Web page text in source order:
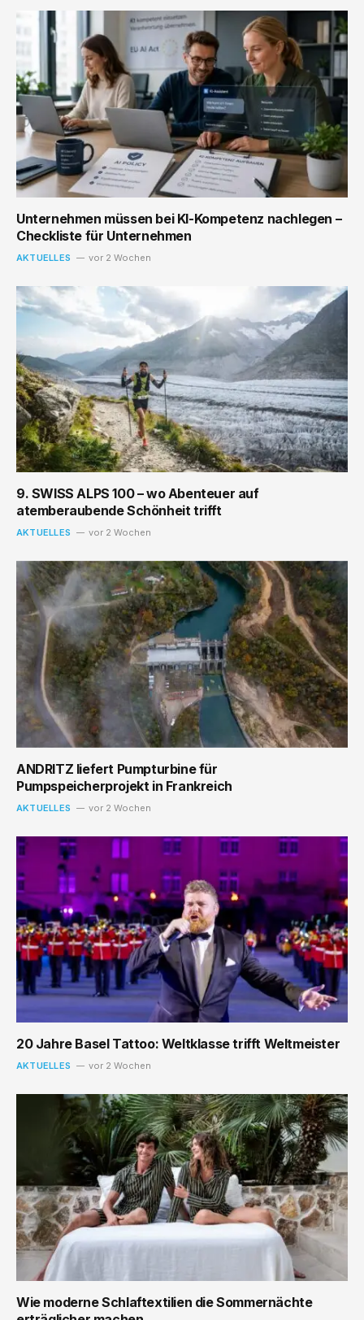
Unternehmen müssen bei KI-Kompetenz nachlegen –
Checkliste für Unternehmen
AKTUELLES vor 2 Wochen
9. SWISS ALPS 100 – wo Abenteuer auf
atemberaubende Schönheit trifft
AKTUELLES vor 2 Wochen
ANDRITZ liefert Pumpturbine für
Pumpspeicherprojekt in Frankreich
AKTUELLES vor 2 Wochen
20 Jahre Basel Tattoo: Weltklasse trifft Weltmeister
AKTUELLES vor 2 Wochen
Wie moderne Schlaftextilien die Sommernächte